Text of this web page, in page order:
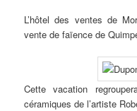
L’hôtel des ventes de
vente de faïence de
Cette vacation
céramiques de l’artiste